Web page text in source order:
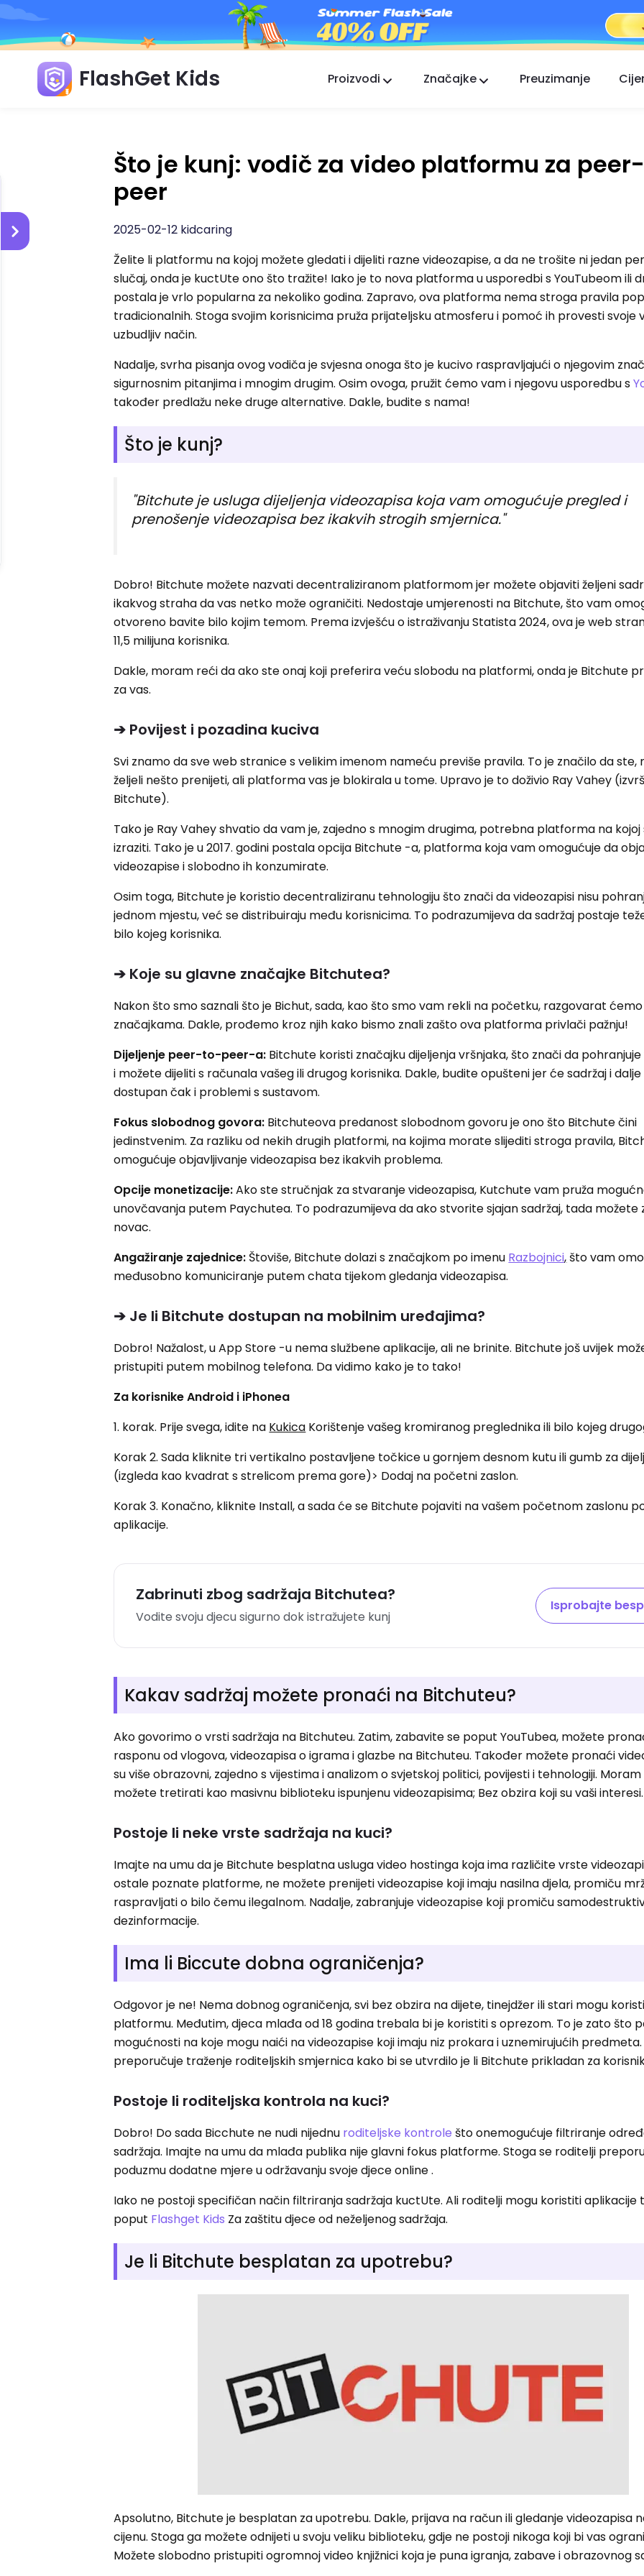
FlashGet Kids Proizvodi
FlashGet Finder
Sigurnost protiv krađe vašeg telefona, naša
Značajke Preuzimanje
Što je kunj: vodič za video platformu za
peer
2025-02-12 kidcaring
Želite li platformu na kojoj možete gledati i dijeliti razne videozapise, a da ne trošite ni jedan
slučaj, onda je kuctUte ono što tražite! Iako je to nova platforma u usporedbi s YouTubeom ili
postala je vrlo popularna za nekoliko godina. Zapravo, ova platforma nema stroga pravila
tradicionalnih. Stoga svojim korisnicima pruža prijateljsku atmosferu i pomoć ih provesti svoje
uzbudljiv način.
Nadalje, svrha pisanja ovog vodiča je svjesna onoga što je kucivo raspravljajući o njegovim
sigurnosnim pitanjima i mnogim drugim. Osim ovoga, pružit ćemo vam i njegovu usporedbu s
također predlažu neke druge alternative. Dakle, budite s nama!
Što je kunj?
"Bitchute je usluga dijeljenja videozapisa koja vam omogućuje pregled i
prenošenje videozapisa bez ikakvih strogih smjernica."
Dobro! Bitchute možete nazvati decentraliziranom platformom jer možete objaviti željeni
ikakvog straha da vas netko može ograničiti. Nedostaje umjerenosti na Bitchute, što vam
otvoreno bavite bilo kojim temom. Prema izvješću o istraživanju Statista 2024, ova je web
11,5 milijuna korisnika.
Dakle, moram reći da ako ste onaj koji preferira veću slobodu na platformi, onda je Bitchute
za vas.
➔ Povijest i pozadina kuciva
Svi znamo da sve web stranice s velikim imenom nameću previše pravila. To je značilo da ste,
željeli nešto prenijeti, ali platforma vas je blokirala u tome. Upravo je to doživio Ray Vahey
Bitchute).
Tako je Ray Vahey shvatio da vam je, zajedno s mnogim drugima, potrebna platforma na
izraziti. Tako je u 2017. godini postala opcija Bitchute -a, platforma koja vam omogućuje da
videozapise i slobodno ih konzumirate.
Osim toga, Bitchute je koristio decentraliziranu tehnologiju što znači da videozapisi nisu
jednom mjestu, već se distribuiraju među korisnicima. To podrazumijeva da sadržaj postaje
bilo kojeg korisnika.
➔ Koje su glavne značajke Bitchutea?
Nakon što smo saznali što je Bichut, sada, kao što smo vam rekli na početku, razgovarat
značajkama. Dakle, prođemo kroz njih kako bismo znali zašto ova platforma privlači pažnju!
Dijeljenje peer-to-peer-a: Bitchute koristi značajku dijeljenja vršnjaka, što znači da
i možete dijeliti s računala vašeg ili drugog korisnika. Dakle, budite opušteni jer će sadržaj i
dostupan čak i problemi s sustavom.
Fokus slobodnog govora: Bitchuteova predanost slobodnom govoru je ono što Bitchute čini
jedinstvenim. Za razliku od nekih drugih platformi, na kojima morate slijediti stroga pravila,
omogućuje objavljivanje videozapisa bez ikakvih problema.
Opcije monetizacije:Ako ste stručnjak za stvaranje videozapisa, Kutchute vam pruža
unovčavanja putem Paychutea. To podrazumijeva da ako stvorite sjajan sadržaj, tada možete
novac.
Angažiranje zajednice: Štoviše, Bitchute dolazi s značajkom po imenu Razbojnici,što vam
međusobno komuniciranje putem chata tijekom gledanja videozapisa.
➔ Je li Bitchute dostupan na mobilnim uređajima?
Dobro! Nažalost, u App Store -u nema službene aplikacije, ali ne brinite. Bitchute još uvijek
pristupiti putem mobilnog telefona. Da vidimo kako je to tako!
Za korisnike Android i iPhonea
1. korak. Prije svega, idite na Kukica Korištenje vašeg kromiranog preglednika ili bilo kojeg
Korak 2. Sada kliknite tri vertikalno postavljene točkice u gornjem desnom kutu ili gumb za
(izgleda kao kvadrat s strelicom prema gore)> Dodaj na početni zaslon.
Korak 3. Konačno, kliknite Install, a sada će se Bitchute pojaviti na vašem početnom zaslonu
aplikacije.
Zabrinuti zbog sadržaja Bitchutea?
Vodite svoju djecu sigurno dok istražujete kunj
Isprobajte
Kakav sadržaj možete pronaći na Bitchuteu?
Ako govorimo o vrsti sadržaja na Bitchuteu. Zatim, zabavite se poput YouTubea, možete
rasponu od vlogova, videozapisa o igrama i glazbe na Bitchuteu. Također možete pronaći
su više obrazovni, zajedno s vijestima i analizom o svjetskoj politici, povijesti i tehnologiji.
možete tretirati kao masivnu biblioteku ispunjenu videozapisima; Bez obzira koji su vaši interesi.
Postoje li neke vrste sadržaja na kuci?
Imajte na umu da je Bitchute besplatna usluga video hostinga koja ima različite vrste
ostale poznate platforme, ne možete prenijeti videozapise koji imaju nasilna djela, promiču
raspravljati o bilo čemu ilegalnom. Nadalje, zabranjuje videozapise koji promiču
dezinformacije.
Ima li Biccute dobna ograničenja?
Odgovor je ne! Nema dobnog ograničenja, svi bez obzira na dijete, tinejdžer ili stari mogu
platformu. Međutim, djeca mlađa od 18 godina trebala bi je koristiti s oprezom. To je zato što
mogućnosti na koje mogu naići na videozapise koji imaju niz prokara i uznemirujućih
preporučuje traženje roditeljskih smjernica kako bi se utvrdilo je li Bitchute prikladan za
Postoje li roditeljska kontrola na kuci?
Dobro! Do sada Bicchute ne nudi nijednu roditeljske kontrole što onemogućuje filtriranje
sadržaja. Imajte na umu da mlađa publika nije glavni fokus platforme. Stoga se roditelji
poduzmu dodatne mjere u održavanju svoje djece online .
Iako ne postoji specifičan način filtriranja sadržaja kuctUte. Ali roditelji mogu koristiti
poput Flashget Kids Za zaštitu djece od neželjenog sadržaja.
Je li Bitchute besplatan za upotrebu?
Apsolutno, Bitchute je besplatan za upotrebu. Dakle, prijava na račun ili gledanje videozapisa
cijenu. Stoga ga možete odnijeti u svoju veliku biblioteku, gdje ne postoji nikoga koji bi vas
Možete slobodno pristupiti ogromnoj video knjižnici koja je puna igranja, zabave i obrazovnog